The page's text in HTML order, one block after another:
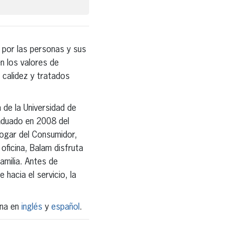
las personas y sus
los valores de
calidez y tratados
la Universidad de
en 2008 del
del Consumidor,
Balam disfruta
Antes de
hacia el servicio, la
en inglés y español .